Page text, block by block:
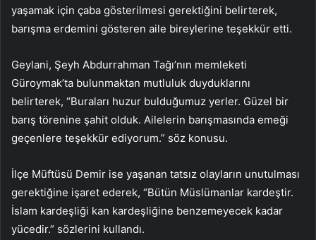
yaşamak için çaba gösterilmesi gerektiğini belirterek,
barışma erdemini gösteren aile bireylerine teşekkür etti.
Geylani, Şeyh Abdurrahman Tağı’nın memleketi
Güroymak’ta bulunmaktan mutluluk duyduklarını
belirterek, “Buraları huzur bulduğumuz yerler. Güzel bir
barış törenine şahit olduk. Ailelerin barışmasında emeği
geçenlere teşekkür ediyorum.” söz konusu.
İlçe Müftüsü Demir ise yaşanan tatsız olayların unutulması
gerektiğine işaret ederek, “Bütün Müslümanlar kardeştir.
İslam kardeşliği kan kardeşliğine benzemeyecek kadar
yücedir.” sözlerini kullandı.